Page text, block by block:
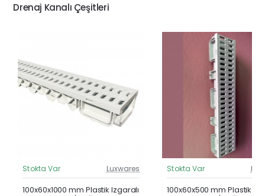
Drenaj Kanalı Çeşitleri
Güncel Fiyat
Çok Satan
Stokta Var Luxwares
100x60x1000 mm Plastik Izgaralı
Stokta Var
100x60x500 mm Plastik